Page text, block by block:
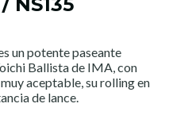
NS135
un potente paseante
Ballista de IMA, con
aceptable, su rolling en
de lance.